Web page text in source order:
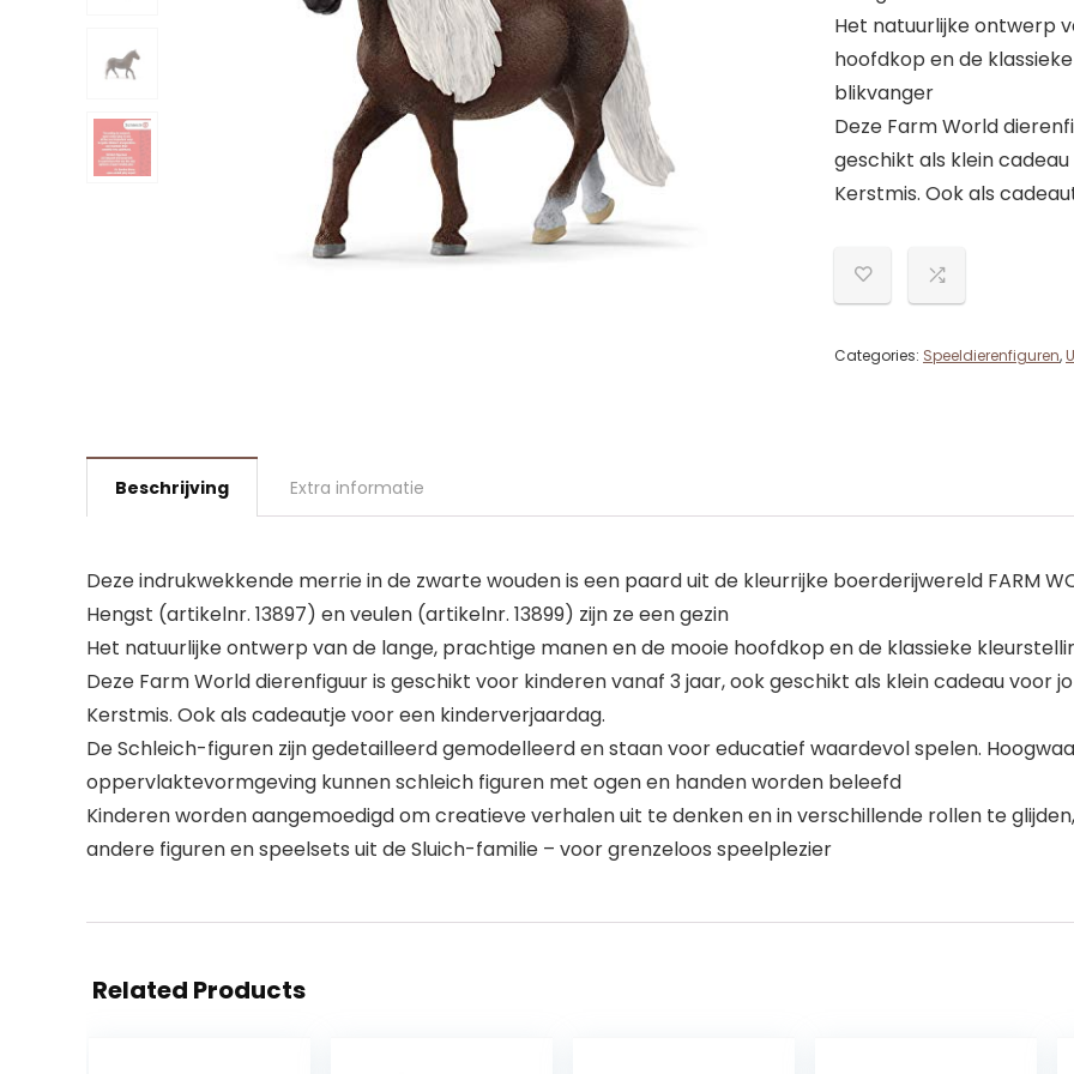
Het natuurlijke ontwerp
hoofdkop en de
blikvanger
Deze Farm World
geschikt als klein
Kerstmis. Ook als
Categories: Speeldierenfiguren,
Beschrijving Extra informatie
Deze indrukwekkende merrie in de zwarte wouden is een paard uit de kleurrijke boerderijwereld FARM
Hengst (artikelnr. 13897) en veulen (artikelnr. 13899) zijn ze een gezin
Het natuurlijke ontwerp van de lange, prachtige manen en de mooie hoofdkop en de klassieke
Deze Farm World dierenfiguur is geschikt voor kinderen vanaf 3 jaar, ook geschikt als klein cadeau voor
Kerstmis. Ook als cadeautje voor een kinderverjaardag.
De Schleich-figuren zijn gedetailleerd gemodelleerd en staan voor educatief waardevol spelen.
oppervlaktevormgeving kunnen schleich figuren met ogen en handen worden beleefd
Kinderen worden aangemoedigd om creatieve verhalen uit te denken en in verschillende rollen te
andere figuren en speelsets uit de Sluich-familie – voor grenzeloos speelplezier
Related Products